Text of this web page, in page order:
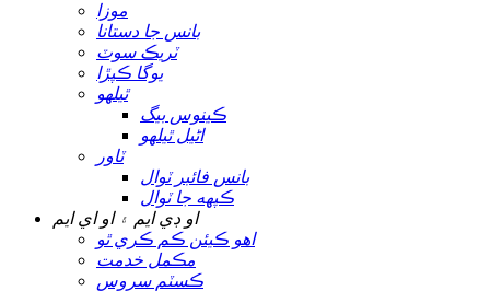
موزا
بانس جا دستانا
ٽريڪ سوٽ
يوگا ڪپڙا
ٿيلهو
ڪينوس بيگ
اڻيل ٿيلهو
ٽاور
بانس فائبر ٽوال
ڪپهه جا ٽوال
او ڊي ايم ۽ او اي ايم
اهو ڪيئن ڪم ڪري ٿو
مڪمل خدمت
ڪسٽم سروس